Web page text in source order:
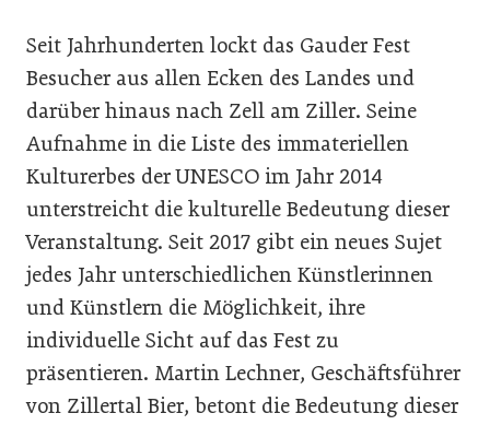
Seit Jahrhunderten lockt das Gauder Fest
Besucher aus allen Ecken des Landes und
darüber hinaus nach Zell am Ziller. Seine
Aufnahme in die Liste des immateriellen
Kulturerbes der UNESCO im Jahr 2014
unterstreicht die kulturelle Bedeutung dieser
Veranstaltung. Seit 2017 gibt ein neues Sujet
jedes Jahr unterschiedlichen Künstlerinnen
und Künstlern die Möglichkeit, ihre
individuelle Sicht auf das Fest zu
präsentieren. Martin Lechner, Geschäftsführer
von Zillertal Bier, betont die Bedeutung dieser